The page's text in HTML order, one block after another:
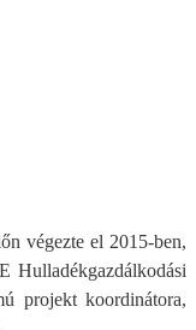
végezte el 2015-ben,
Hulladékgazdálkodási
projekt koordinátora,